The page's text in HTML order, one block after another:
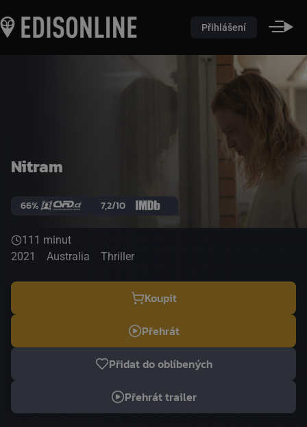
Přihlášení
Nitram
66% 7,2/10
111 minut
2021
Australia Thriller
Koupit
Přehrát
Přidat do oblíbených
Přehrát trailer